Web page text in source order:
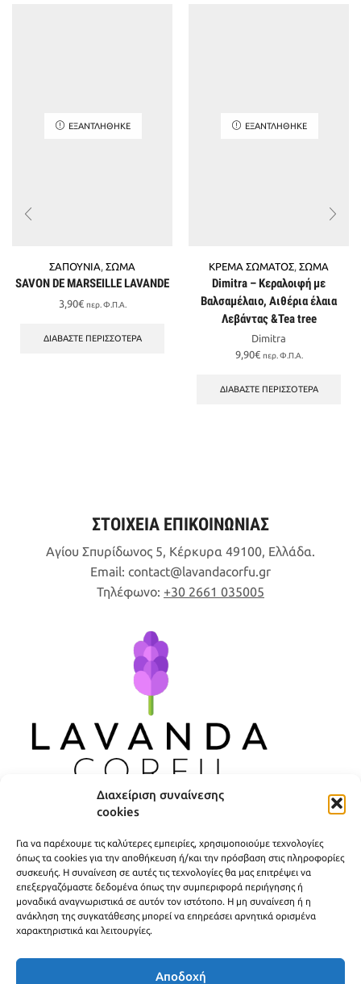
Διαχείριση συναίνεσης
cookies
Για να παρέχουμε τις καλύτερες εμπειρίες, χρησιμοποιούμε τεχνολογίες
όπως τα cookies για την αποθήκευση ή/και την πρόσβαση στις πληροφορίες
συσκευής. Η συναίνεση σε αυτές τις τεχνολογίες θα μας επιτρέψει να
επεξεργαζόμαστε δεδομένα όπως την συμπεριφορά περιήγησης ή
μοναδικά αναγνωριστικά σε αυτόν τον ιστότοπο. Η μη συναίνεση ή η
ανάκληση της συγκατάθεσης μπορεί να επηρεάσει αρνητικά ορισμένα
χαρακτηριστικά και λειτουργίες.
Αποδοχή
ΕΞΑΝΤΛΉΘΗΚΕ
ΣΑΠΟΥΝΙΑ, ΣΩΜΑ
SAVON DE MARSEILLE LAVANDE
3,90€ περ. Φ.Π.Α.
ΔΙΑΒΆΣΤΕ ΠΕΡΙΣΣΌΤΕΡΑ
ΕΞΑΝΤΛΉΘΗΚΕ
ΚΡΕΜΑ ΣΩΜΑΤΟΣ, ΣΩΜΑ
Dimitra – Κεραλοιφή με
Βαλσαμέλαιο, Αιθέρια έλαια
Λεβάντας &Tea tree
Dimitra
9,90€ περ. Φ.Π.Α.
ΔΙΑΒΆΣΤΕ ΠΕΡΙΣΣΌΤΕΡΑ
ΣΤΟΙΧΕΙΑ ΕΠΙΚΟΙΝΩΝΙΑΣ
Αγίου Σπυρίδωνος 5, Κέρκυρα 49100, Ελλάδα.
Email: contact lavandacorfu gr
Τηλέφωνο: +30 2661 035005
ΧΡΗΣΙΜΟΙ ΣΥΝΔΕΣΜΟΙ
ΠΟΛΙΤΙΚΗ ΑΠΟΡΡΗΤΟΥ
ΟΡΟΙ ΧΡΗΣΗΣ
ΤΡΟΠΟΙ ΑΠΟΣΤΟΛΗΣ
ΤΡΟΠΟΙ ΠΛΗΡΩΜΗΣ